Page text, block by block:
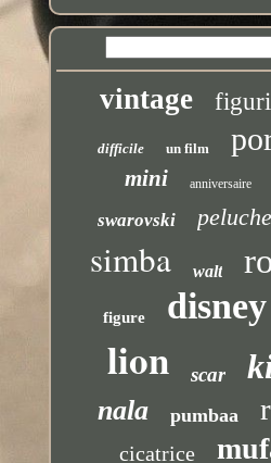
vintage
difficile un film
mini anniversaire
swarovski peluche
simba walt
figure disney
lion scar
nala pumbaa
cicatrice